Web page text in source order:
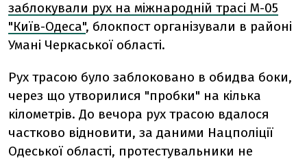
заблокували рух на міжнародній трасі М-05
"Київ-Одеса", блокпост організували в районі
Умані Черкаської області.
Рух трасою було заблоковано в обидва боки,
через що утворилися "пробки" на кілька
кілометрів. До вечора рух трасою вдалося
частково відновити, за даними Нацполіції
Одеської області, протестувальники не